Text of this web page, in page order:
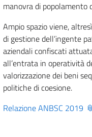
manovra di popolamento
Ampio spazio viene,
di gestione dell’ingente
aziendali confiscati
all’entrata in operatività
valorizzazione dei beni
politiche di coesione.
Relazione ANBSC 2019